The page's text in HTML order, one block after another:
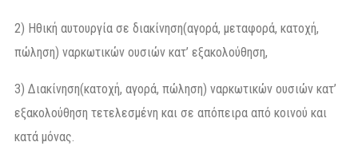
2) Ηθική αυτουργία σε διακίνηση(αγορά, μεταφορά, κατοχή,
πώληση) ναρκωτικών ουσιών κατ’ εξακολούθηση,
3) Διακίνηση(κατοχή, αγορά, πώληση) ναρκωτικών ουσιών κατ’
εξακολούθηση τετελεσμένη και σε απόπειρα από κοινού και
κατά μόνας.